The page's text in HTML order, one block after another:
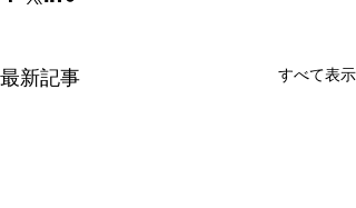
最新記事 すべて表示